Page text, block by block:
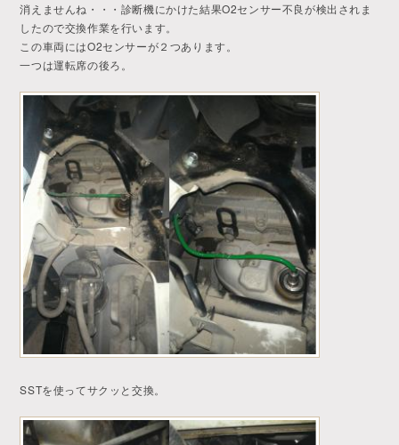
消えませんね・・・診断機にかけた結果O2センサー不良が検出されま
したので交換作業を行います。
この車両にはO2センサーが２つあります。
一つは運転席の後ろ。
SSTを使ってサクッと交換。